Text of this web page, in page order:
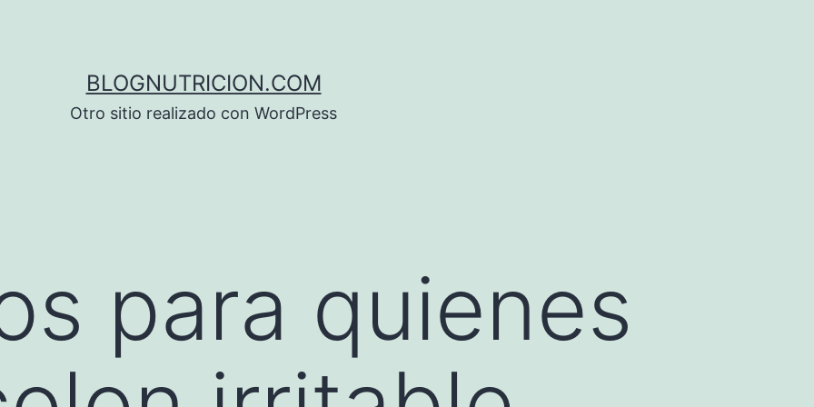
BLOGNUTRICION.COM
Otro sitio realizado con WordPress
para quienes